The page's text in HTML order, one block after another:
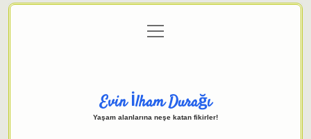
Gizlilik Politikası
menüyü
aç
Evin İlham Durağı
Yaşam alanlarına neşe katan fikirler!